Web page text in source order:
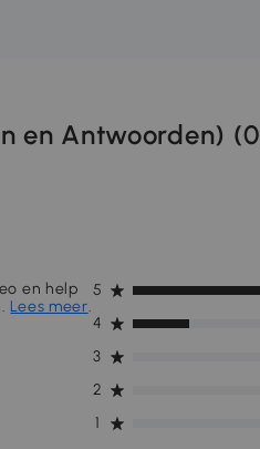
en Antwoorden) (0
en help
Lees meer.
1
2
3
4
5